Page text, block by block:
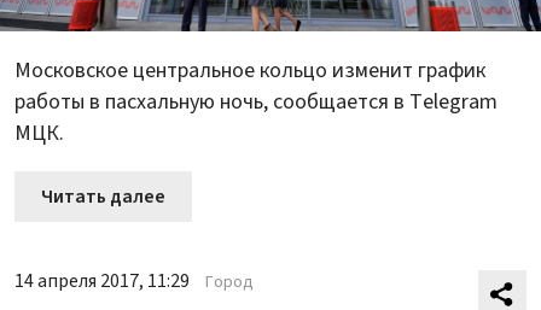
Московское центральное кольцо изменит график
работы в пасхальную ночь, сообщается в Telegram
МЦК.
Читать далее
14 апреля 2017, 11:29 Город